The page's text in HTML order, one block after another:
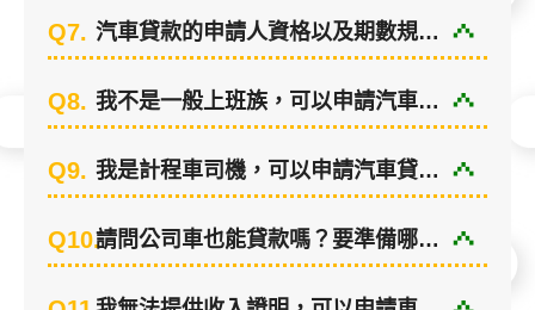
Q7. 汽車貸款的申請人資格以及期數規定？
Q8. 我不是一般上班族，可以申請汽車貸款嗎？
Q9. 我是計程車司機，可以申請汽車貸款嗎？
Q10. 請問公司車也能貸款嗎？要準備哪些文件？